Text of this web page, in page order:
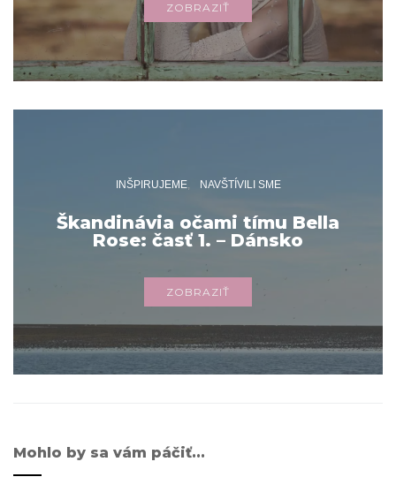
ZOBRAZIŤ
INŠPIRUJEME NAVŠTÍVILI SME
Škandinávia očami tímu Bella
Rose: časť 1. – Dánsko
ZOBRAZIŤ
Mohlo by sa vám páčiť...